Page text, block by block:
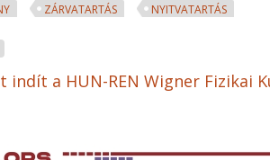
ZÁRVATARTÁS NYITVATARTÁS
indít a HUN-REN Wigner Fizikai